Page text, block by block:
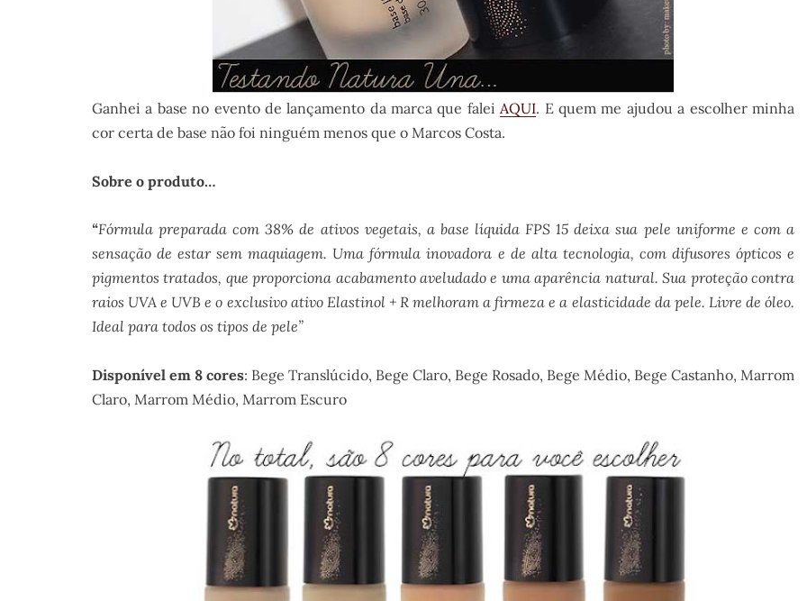
Ganhei a base no evento de lançamento da marca que faleiAQUI. E quem me ajudou a escolher minha
cor certa de base não foi ninguém menos que o Marcos Costa.
Sobre o produto…
“Fórmula preparada com 38% de ativos vegetais, a base líquida FPS 15 deixa sua pele uniforme e com a
sensação de estar sem maquiagem. Uma fórmula inovadora e de alta tecnologia, com difusores ópticos e
pigmentos tratados, que proporciona acabamento aveludado e uma aparência natural. Sua proteção contra
raios UVA e UVB e o exclusivo ativo Elastinol + R melhoram a firmeza e a elasticidade da pele. Livre de óleo.
Ideal para todos os tipos de pele”
Disponível em 8 cores: Bege Translúcido, Bege Claro, Bege Rosado, Bege Médio, Bege Castanho, Marrom
Claro, Marrom Médio, Marrom Escuro